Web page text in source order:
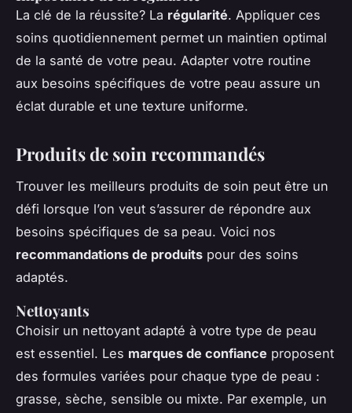
La clé de la réussite? La régularité. Appliquer ces
soins quotidiennement permet un maintien optimal
de la santé de votre peau. Adapter votre routine
aux besoins spécifiques de votre peau assure un
éclat durable et une texture uniforme.
Produits de soin recommandés
Trouver les meilleurs produits de soin peut être un
défi lorsque l’on veut s’assurer de répondre aux
besoins spécifiques de sa peau. Voici nos
recommandations de produits pour des soins
adaptés.
Nettoyants
Choisir un nettoyant adapté à votre type de peau
est essentiel. Les marques de confiance proposent
des formules variées pour chaque type de peau :
grasse, sèche, sensible ou mixte. Par exemple, un